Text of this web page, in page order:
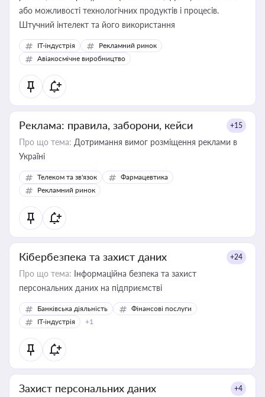
або можливості технологічних продуктів і процесів.
Штучний інтелект та його використання
IT-індустрія
Рекламний ринок
Авіакосмічне виробництво
Реклама: правила, заборони, кейси +15
Про що тема: Дотримання вимог розміщення реклами в
Україні
Телеком та зв'язок
Фармацевтика
Рекламний ринок
Кібербезпека та захист даних +24
Про що тема: Інформаційна безпека та захист
персональних даних на підприємстві
Банківська діяльність
Фінансові послуги
IT-індустрія
+1
Захист персональних даних +4